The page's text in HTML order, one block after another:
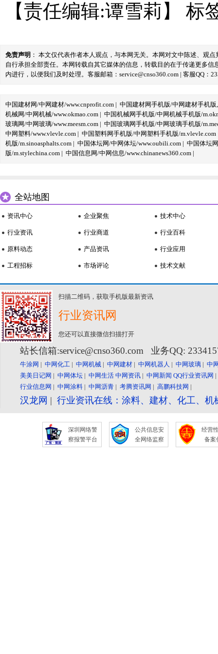
【责任编辑:谭雪莉】 标
免责声明 ： 本文仅代表作者本人观点，与本网无关。本网对文中陈述、观
自行承担全部责任。本网转载自其它媒体的信息，转载目的在于传递更多
内进行，以便我们及时处理。客服邮箱：service@cnso360.com | 客服QQ：
中国建材网/中网建材/www.cnprofit.com | 中国建材网手机版/中网建材手机版
机械网/中网机械/www.okmao.com | 中国机械网手机版/中网机械手机版/
玻璃网/中网玻璃/www.meesm.com | 中国玻璃网手机版/中网玻璃手机版/
中网塑料/www.vlevle.com | 中国塑料网手机版/中网塑料手机版/m.vlevle.com
机版/m.sinoasphalts.com | 中国体坛网/中网体坛/www.oubili.com | 中国体坛
版/m.stylechina.com | 中国信息网/中网信息/www.chinanews360.com |
全站地图
资讯中心
行业资讯
原料动态
工程招标
企业聚焦
行业商道
产品资讯
市场评论
技术中心
行业百科
行业应用
技术文献
扫描二维码，获取手机版最新资讯
行业资讯网
您还可以直接微信扫描打开
站长信箱:service@cnso360.com 业务QQ:
牛涂网 | 中网化工 | 中网机械 | 中网建材 | 中网机器人 | 中网玻璃 | 中
美美日记网 | 中网体坛 | 中网生活 中网资讯 | 中网新闻 QQ行业资讯网
行业信息网 | 中网涂料 | 中网沥青 | 考腾资讯网 | 高鹏科技网 |
汉龙网 | 行业资讯在线：涂料、建材、化工、
深圳网络警
察报警平台
公共信息安
全网络监察
经营
备案